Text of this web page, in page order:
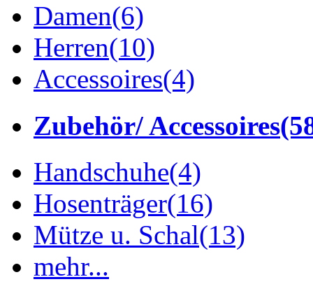
Damen(6)
Herren(10)
Accessoires(4)
Zubehör/ Accessoires
Handschuhe(4)
Hosenträger(16)
Mütze u. Schal(13)
mehr...